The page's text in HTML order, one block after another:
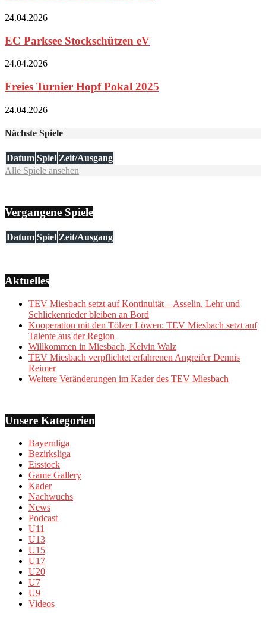
24.04.2026
EC Parksee Stockschützen eV
24.04.2026
Freies Turnier Hopf Pokal 2025
24.04.2026
Nächste Spiele
Datum Spiel Zeit/Ausgang
Alle Spiele ansehen
Vergangene Spiele
Datum Spiel Zeit/Ausgang
Aktuelles
TEV Miesbach setzt auf Kontinuität – Asselin, Lehr und
Schlickenrieder bleiben an Bord
Kooperation mit den Tölzer Löwen: TEV Miesbach setzt auf
Talente aus der Region
Willkommen in Miesbach, Kelvin Walz
TEV Miesbach verpflichtet erfahrenen Angreifer Dennis
Reimer
Weitere Veränderungen im Kader des TEV Miesbach
Unsere Kategorien
Bayernliga
Bezirksliga
Eisstock
Game Gallery
Kader
Nachwuchs
News
Podcast
U11
U13
U15
U17
U20
U7
U9
Videos